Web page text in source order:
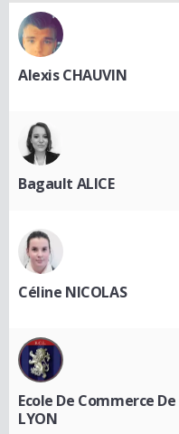
Alexis CHAUVIN
Bagault ALICE
Céline NICOLAS
Ecole De Commerce De
LYON